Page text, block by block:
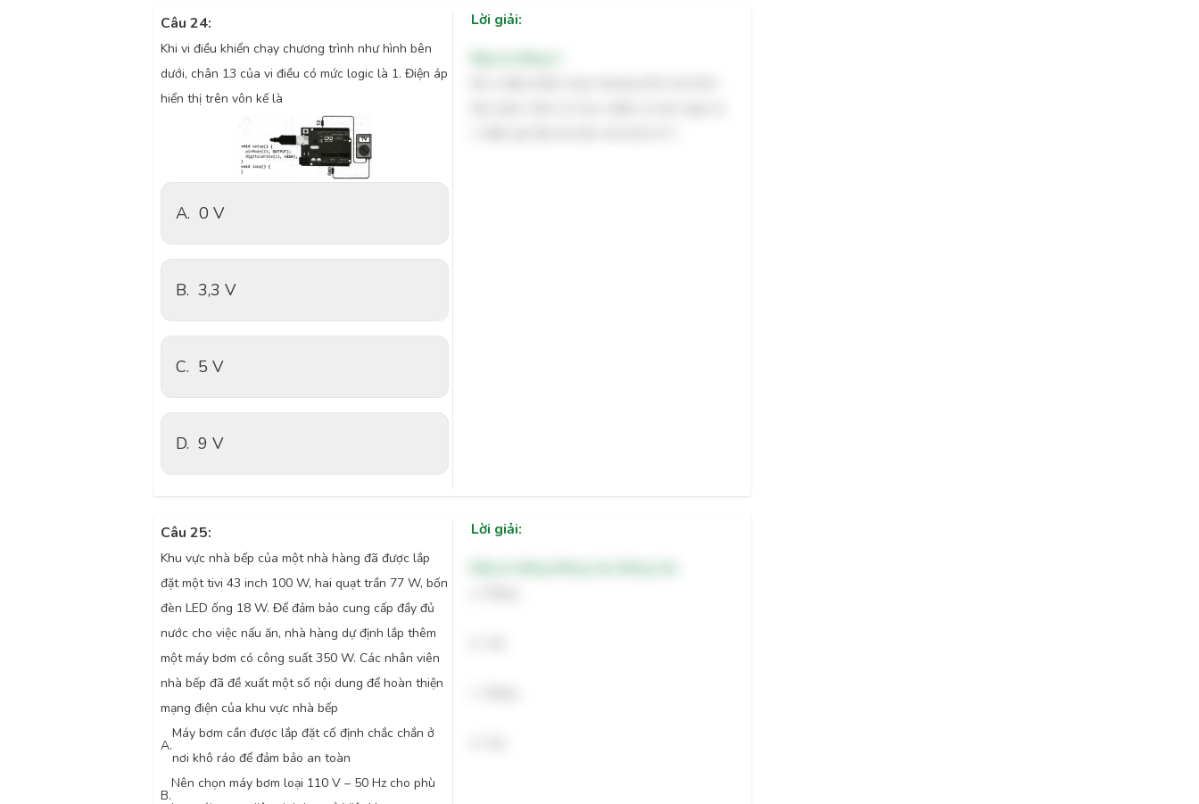
Câu 24:
Khi vi điều khiển chạy chương trình như hình bên
dưới, chân 13 của vi điều có mức logic là 1. Điện áp
hiển thị trên vôn kế là
A. 0 V
B. 3,3 V
C. 5 V
D. 9 V
Lời giải:
Câu 25:
Khu vực nhà bếp của một nhà hàng đã được lắp
đặt một tivi 43 inch 100 W, hai quạt trần 77 W, bốn
đèn LED ống 18 W. Để đảm bảo cung cấp đầy đủ
nước cho việc nấu ăn, nhà hàng dự định lắp thêm
một máy bơm có công suất 350 W. Các nhân viên
nhà bếp đã đề xuất một số nội dung để hoàn thiện
mạng điện của khu vực nhà bếp
A.
Máy bơm cần được lắp đặt cố định chắc chắn ở
nơi khô ráo để đảm bảo an toàn
B.
Nên chọn máy bơm loại 110 V – 50 Hz cho phù
Lời giải: